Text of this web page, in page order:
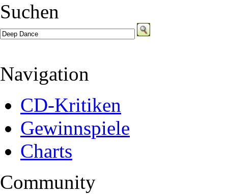
Suchen
Navigation
CD-Kritiken
Gewinnspiele
Charts
Community